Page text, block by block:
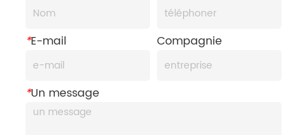
*E-mail Compagnie
*Un message